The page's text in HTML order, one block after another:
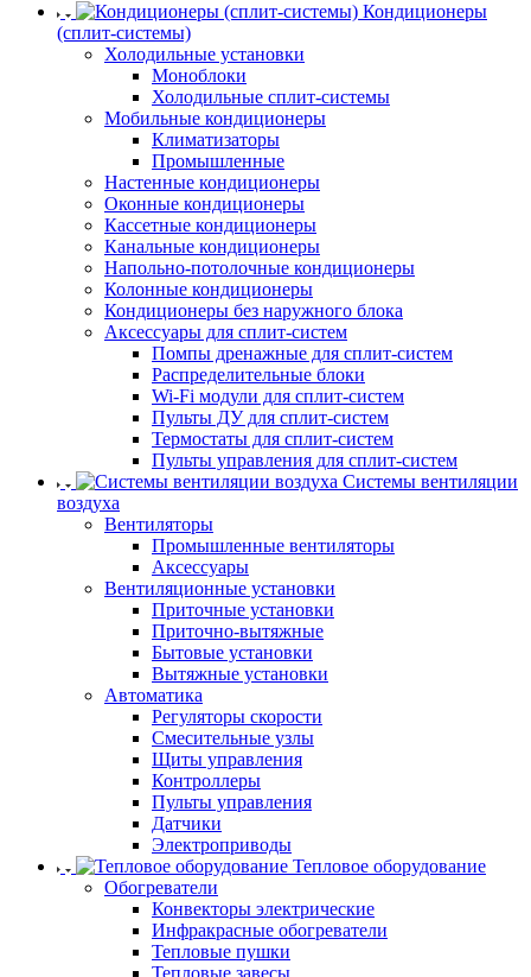
Кондиционеры
(сплит-системы)
Холодильные установки
Моноблоки
Холодильные сплит-системы
Мобильные кондиционеры
Климатизаторы
Промышленные
Настенные кондиционеры
Оконные кондиционеры
Кассетные кондиционеры
Канальные кондиционеры
Напольно-потолочные кондиционеры
Колонные кондиционеры
Кондиционеры без наружного блока
Аксессуары для сплит-систем
Помпы дренажные для сплит-систем
Распределительные блоки
Wi-Fi модули для сплит-систем
Пульты ДУ для сплит-систем
Термостаты для сплит-систем
Пульты управления для сплит-систем
Системы вентиляции
воздуха
Вентиляторы
Промышленные вентиляторы
Аксессуары
Вентиляционные установки
Приточные установки
Приточно-вытяжные
Бытовые установки
Вытяжные установки
Автоматика
Регуляторы скорости
Смесительные узлы
Щиты управления
Контроллеры
Пульты управления
Датчики
Электроприводы
Тепловое оборудование
Обогреватели
Конвекторы электрические
Инфракрасные обогреватели
Тепловые пушки
Тепловые завесы